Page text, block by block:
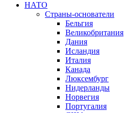
НАТО
Страны-основатели
Бельгия
Великобритания
Дания
Исландия
Италия
Канада
Люксембург
Нидерланды
Норвегия
Португалия